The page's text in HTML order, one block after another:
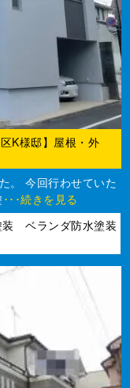
K様邸】屋根・外
。 今回行わせていた
･･･続きを見る
ベランダ防水塗装